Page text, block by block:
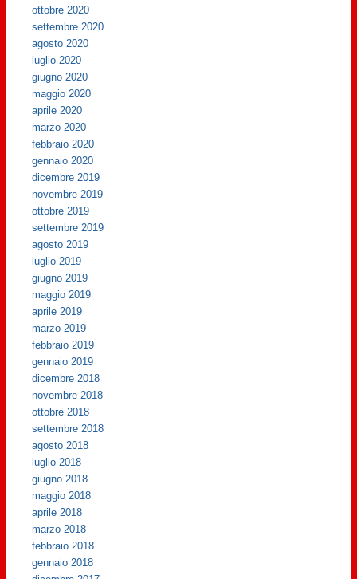
ottobre 2020
settembre 2020
agosto 2020
luglio 2020
giugno 2020
maggio 2020
aprile 2020
marzo 2020
febbraio 2020
gennaio 2020
dicembre 2019
novembre 2019
ottobre 2019
settembre 2019
agosto 2019
luglio 2019
giugno 2019
maggio 2019
aprile 2019
marzo 2019
febbraio 2019
gennaio 2019
dicembre 2018
novembre 2018
ottobre 2018
settembre 2018
agosto 2018
luglio 2018
giugno 2018
maggio 2018
aprile 2018
marzo 2018
febbraio 2018
gennaio 2018